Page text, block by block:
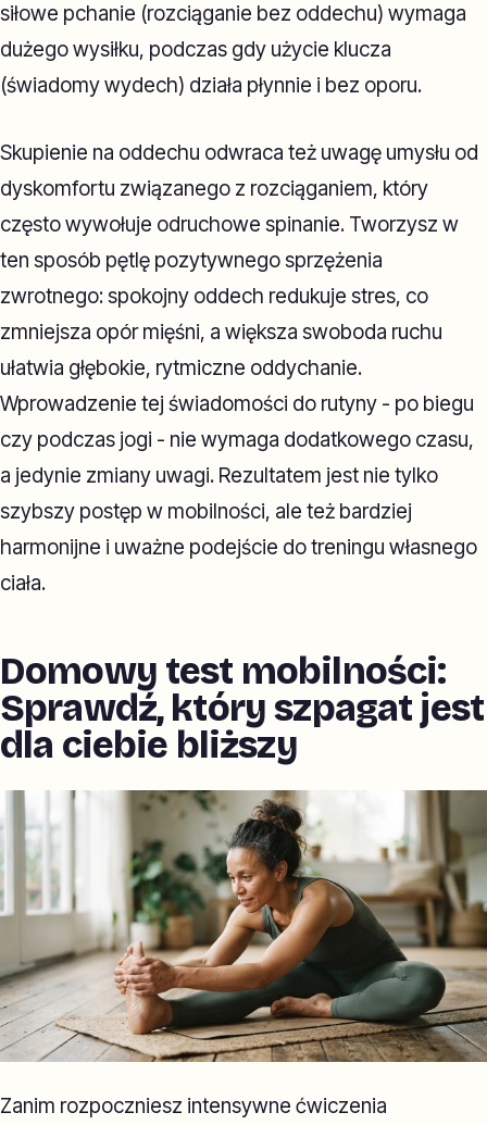
siłowe pchanie (rozciąganie bez oddechu) wymaga
dużego wysiłku, podczas gdy użycie klucza
(świadomy wydech) działa płynnie i bez oporu.
Skupienie na oddechu odwraca też uwagę umysłu od
dyskomfortu związanego z rozciąganiem, który
często wywołuje odruchowe spinanie. Tworzysz w
ten sposób pętlę pozytywnego sprzężenia
zwrotnego: spokojny oddech redukuje stres, co
zmniejsza opór mięśni, a większa swoboda ruchu
ułatwia głębokie, rytmiczne oddychanie.
Wprowadzenie tej świadomości do rutyny - po biegu
czy podczas jogi - nie wymaga dodatkowego czasu,
a jedynie zmiany uwagi. Rezultatem jest nie tylko
szybszy postęp w mobilności, ale też bardziej
harmonijne i uważne podejście do treningu własnego
ciała.
Domowy test mobilności:
Sprawdź, który szpagat jest
dla ciebie bliższy
Zanim rozpoczniesz intensywne ćwiczenia